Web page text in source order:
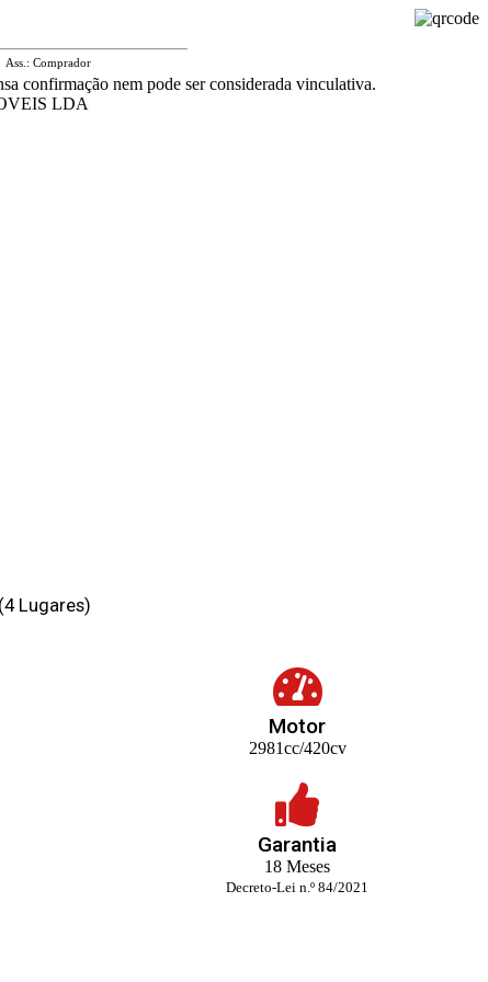
Ass.: Comprador
Lugares)
Motor
2981cc/420cv
Garantia
18 Meses
Decreto-Lei n.º 84/2021
confirmação nem pode ser considerada vinculativa.
LDA